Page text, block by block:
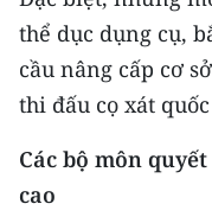
Trung du và miền
Đồng bằng sông
Bắc Trung Bộ
Duyên hải Nam
Nguyên
thể dục dụng cụ,
cầu nâng cấp cơ
thi đấu cọ xát
Các bộ môn
cao